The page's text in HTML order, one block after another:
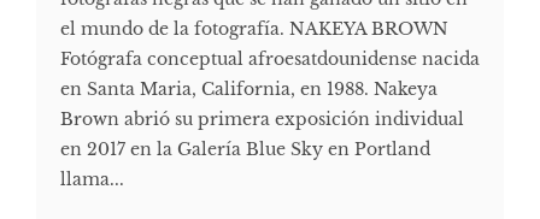
el mundo de la fotografía. NAKEYA BROWN
Fotógrafa conceptual afroesatdounidense nacida
en Santa Maria, California, en 1988. Nakeya
Brown abrió su primera exposición individual
en 2017 en la Galería Blue Sky en Portland
llama...